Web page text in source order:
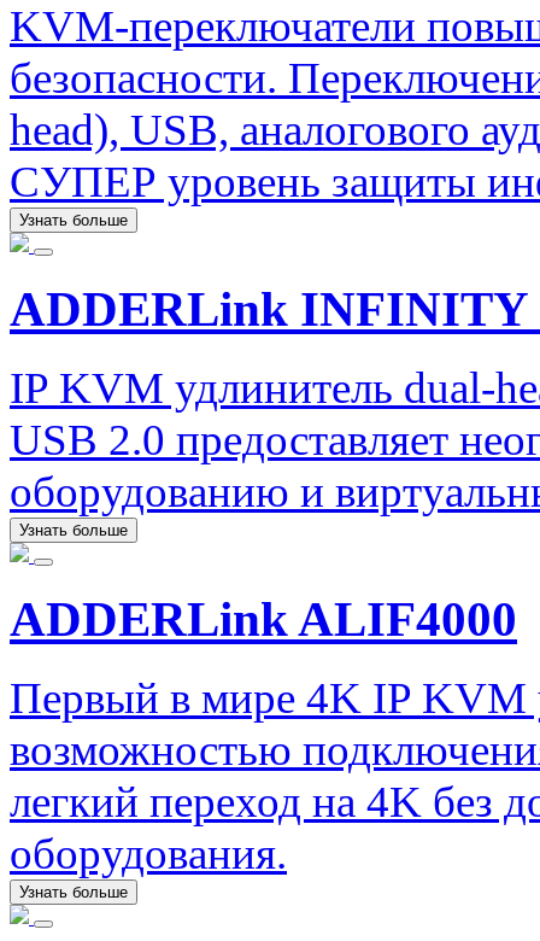
KVM-переключатели
безопасности.
head), USB, аналогового
СУПЕР уровень защиты
Узнать больше
ADDERLink INFINITY
IP KVM удлинитель dual-
USB 2.0 предоставляет
оборудованию и
Узнать больше
ADDERLink ALIF4000
Первый в мире 4K IP KVM
возможностью
легкий переход на 4K без
оборудования.
Узнать больше